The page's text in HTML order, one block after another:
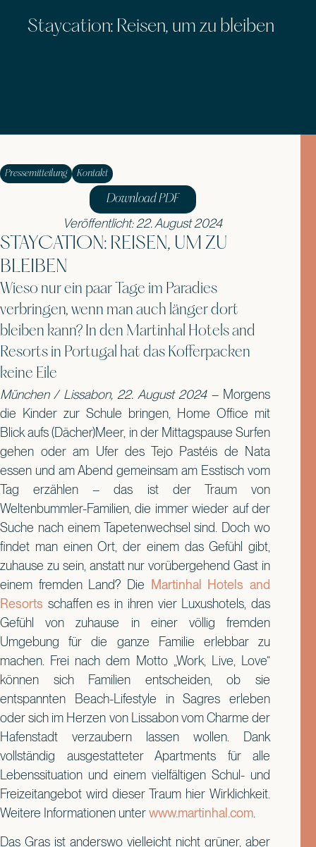
Staycation: Reisen, um zu bleiben
Pressemitteilung Kontakt
Download PDF
Veröffentlicht: 22. August 2024
STAYCATION: REISEN, UM ZU
BLEIBEN
Wieso nur ein paar Tage im Paradies
verbringen, wenn man auch länger dort
bleiben kann? In den Martinhal Hotels and
Resorts in Portugal hat das Kofferpacken
keine Eile
München / Lissabon, 22. August 2024 – Morgens
die Kinder zur Schule bringen, Home Office mit
Blick aufs (Dächer)Meer, in der Mittagspause Surfen
gehen oder am Ufer des Tejo Pastéis de Nata
essen und am Abend gemeinsam am Esstisch vom
Tag erzählen – das ist der Traum von
Weltenbummler-Familien, die immer wieder auf der
Suche nach einem Tapetenwechsel sind. Doch wo
findet man einen Ort, der einem das Gefühl gibt,
zuhause zu sein, anstatt nur vorübergehend Gast in
einem fremden Land? Die Martinhal Hotels and
Resorts schaffen es in ihren vier Luxushotels, das
Gefühl von zuhause in einer völlig fremden
Umgebung für die ganze Familie erlebbar zu
machen. Frei nach dem Motto „Work, Live, Love“
können sich Familien entscheiden, ob sie
entspannten Beach-Lifestyle in Sagres erleben
oder sich im Herzen von Lissabon vom Charme der
Hafenstadt verzaubern lassen wollen. Dank
vollständig ausgestatteter Apartments für alle
Lebenssituation und einem vielfältigen Schul- und
Freizeitangebot wird dieser Traum hier Wirklichkeit.
Weitere Informationen unterwww.martinhal.com
Das Gras ist anderswo vielleicht nicht grüner, aber